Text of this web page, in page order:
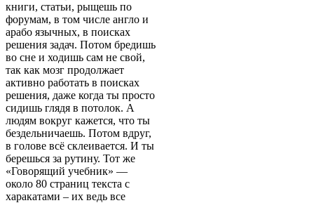
книги, статьи, рыщешь по
форумам, в том числе англо и
арабо язычных, в поисках
решения задач. Потом бредишь
во сне и ходишь сам не свой,
так как мозг продолжает
активно работать в поисках
решения, даже когда ты просто
сидишь глядя в потолок. А
людям вокруг кажется, что ты
бездельничаешь. Потом вдруг,
в голове всё склеивается. И ты
берешься за рутину. Тот же
«Говорящий учебник» —
около 80 страниц текста с
харакатами – их ведь все